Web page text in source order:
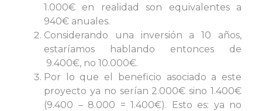
1.000€ en realidad son equivalentes a
940€ anuales.
Considerando una inversión a 10 años,
estaríamos hablando entonces de
9.400€, no 10.000€.
Por lo que el beneficio asociado a este
proyecto ya no serían 2.000€ sino 1.400€
(9.400 – 8.000 = 1.400€). Esto es: ya no